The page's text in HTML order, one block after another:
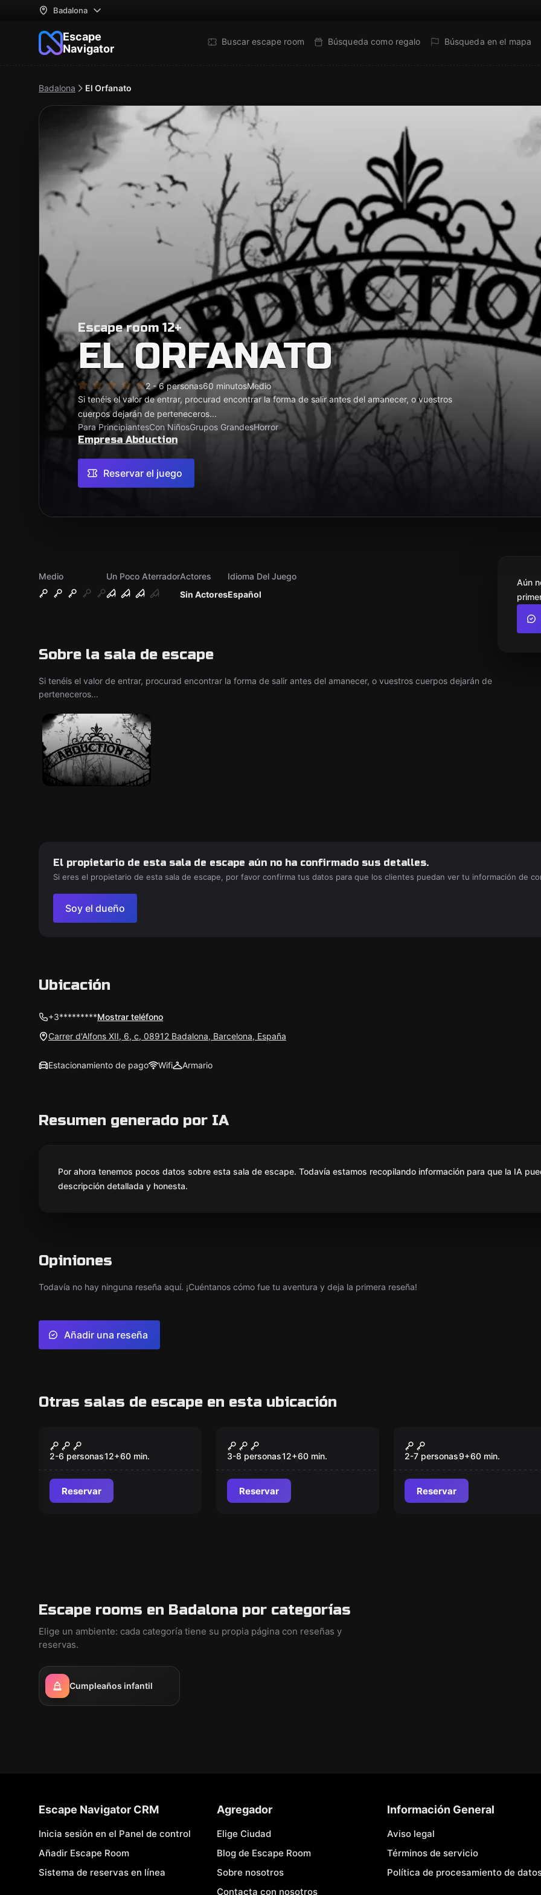
Badalona
Escape
Navigator
Buscar escape room Búsqueda como regalo Búsqueda en el mapa
Badalona El Orfanato
Escape room 12+
EL ORFANATO
2 - 6 personas60 minutosMedio
Si tenéis el valor de entrar, procurad encontrar la forma de salir antes del amanecer, o vuestros
cuerpos dejarán de perteneceros...
Para PrincipiantesCon NiñosGrupos GrandesHorror
Empresa Abduction
Reservar el juego
Medio
Un Poco Aterrador
Sin Actores
Actores
Español
Idioma Del Juego
Sobre la sala de escape
Si tenéis el valor de entrar, procurad encontrar la forma de salir antes del amanecer, o vuestros cuerpos dejarán de
perteneceros...
Aún
El propietario de esta sala de escape aún no ha confirmado sus detalles.
Si eres el propietario de esta sala de escape, por favor confirma tus datos para que los clientes puedan ver tu información de
Soy el dueño
Ubicación
+3*********Mostrar teléfono
Carrer d'Alfons XII, 6, c, 08912 Badalona, Barcelona, España
Estacionamiento de pago Wifi Armario
Resumen generado por IA
Por ahora tenemos pocos datos sobre esta sala de escape. Todavía estamos recopilando información para que la IA
descripción detallada y honesta.
Opiniones
Todavía no hay ninguna reseña aquí. ¡Cuéntanos cómo fue tu aventura y deja la primera reseña!
Añadir una reseña
Otras salas de escape en esta ubicación
The Exam
2-6 personas12+60 min.
Reservar
Abduction Enterprises
3-8 personas12+60 min.
Reservar
Nuevo
OPERACIÓN VALKIRIA
2-7 personas9+60 min.
Reservar
Escape rooms en Badalona por categorías
Elige un ambiente: cada categoría tiene su propia página con reseñas y
reservas.
Cumpleaños infantil
Escape Navigator CRM
Inicia sesión en el Panel de control
Añadir Escape Room
Sistema de reservas en línea
Agregador
Elige Ciudad
Blog de Escape Room
Sobre nosotros
Contacta con nosotros
Información General
Aviso legal
Términos de servicio
Política de procesamiento de